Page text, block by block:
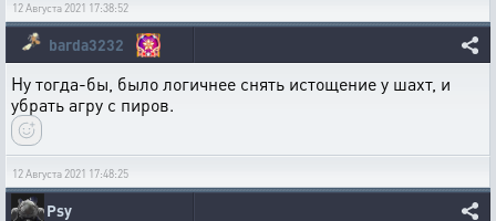
12 Августа 2021 17:38:52
barda3232
Ну тогда-бы, было логичнее снять истощение у шахт, и
убрать агру с пиров.
12 Августа 2021 17:48:25
Psy